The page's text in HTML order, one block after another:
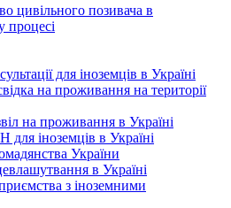
цивільного позивача в
процесі
для іноземців в Україні
на проживання на території
на проживання в Україні
іноземців в Україні
України
в Україні
з іноземними